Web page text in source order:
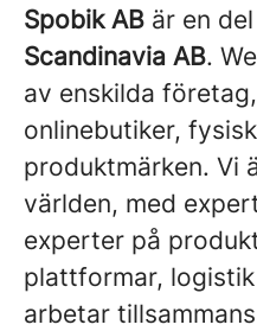
Spobik AB är en
Scandinavia AB.
av enskilda
onlinebutiker,
produktmärken. Vi
världen, med
experter på
plattformar,
arbetar